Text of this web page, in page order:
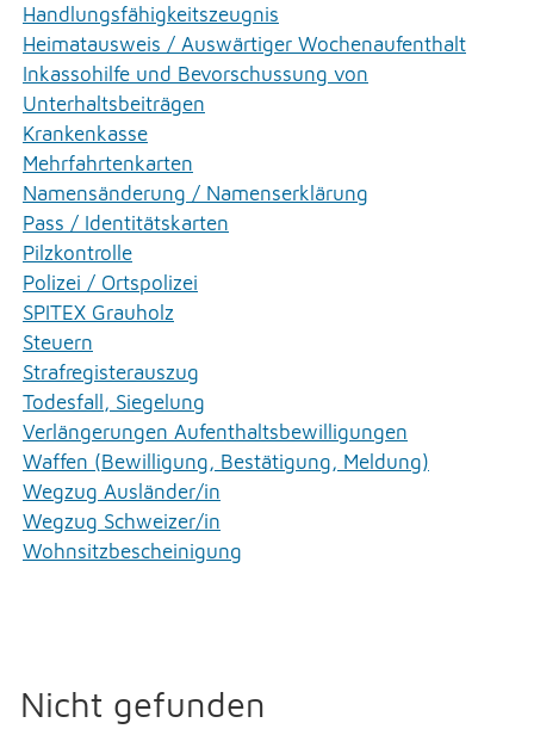
Handlungsfähigkeitszeugnis
Heimatausweis / Auswärtiger Wochenaufenthalt
Inkassohilfe und Bevorschussung von
Unterhaltsbeiträgen
Krankenkasse
Mehrfahrtenkarten
Namensänderung / Namenserklärung
Pass / Identitätskarten
Pilzkontrolle
Polizei / Ortspolizei
SPITEX Grauholz
Steuern
Strafregisterauszug
Todesfall, Siegelung
Verlängerungen Aufenthaltsbewilligungen
Waffen (Bewilligung, Bestätigung, Meldung)
Wegzug Ausländer/in
Wegzug Schweizer/in
Wohnsitzbescheinigung
Nicht gefunden